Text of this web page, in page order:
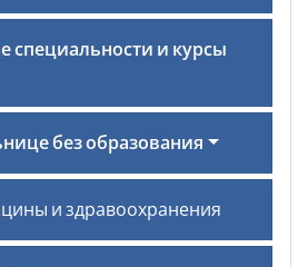
специальности и курсы
без образования
и здравоохранения